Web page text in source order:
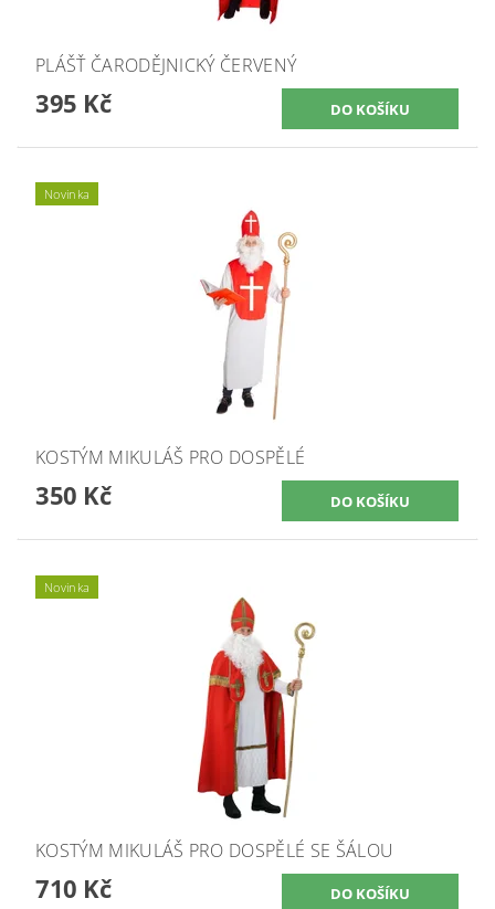
PLÁŠŤ ČARODĚJNICKÝ ČERVENÝ
395 Kč
Novinka
KOSTÝM MIKULÁŠ PRO DOSPĚLÉ
350 Kč
Novinka
KOSTÝM MIKULÁŠ PRO DOSPĚLÉ SE ŠÁLOU
710 Kč